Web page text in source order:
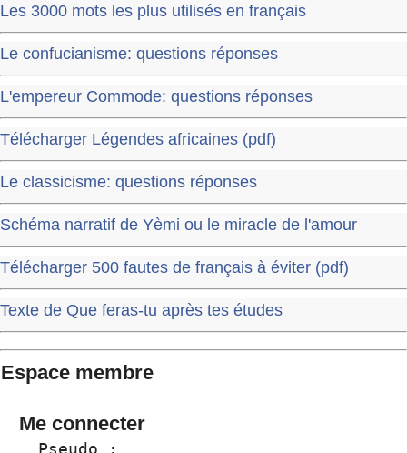
Les 3000 mots les plus utilisés en français
Le confucianisme: questions réponses
L'empereur Commode: questions réponses
Télécharger Légendes africaines (pdf)
Le classicisme: questions réponses
Schéma narratif de Yèmi ou le miracle de l'amour
Télécharger 500 fautes de français à éviter (pdf)
Texte de Que feras-tu après tes études
Espace membre
Me connecter
  Pseudo :